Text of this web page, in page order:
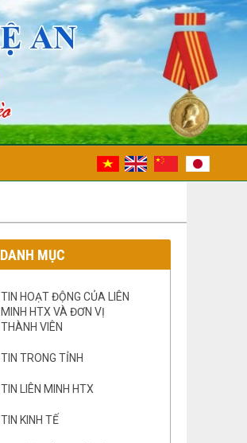
DANH MỤC
TIN HOẠT ĐỘNG CỦA LIÊN
MINH HTX VÀ ĐƠN VỊ
THÀNH VIÊN
TIN TRONG TỈNH
TIN LIÊN MINH HTX
TIN KINH TẾ